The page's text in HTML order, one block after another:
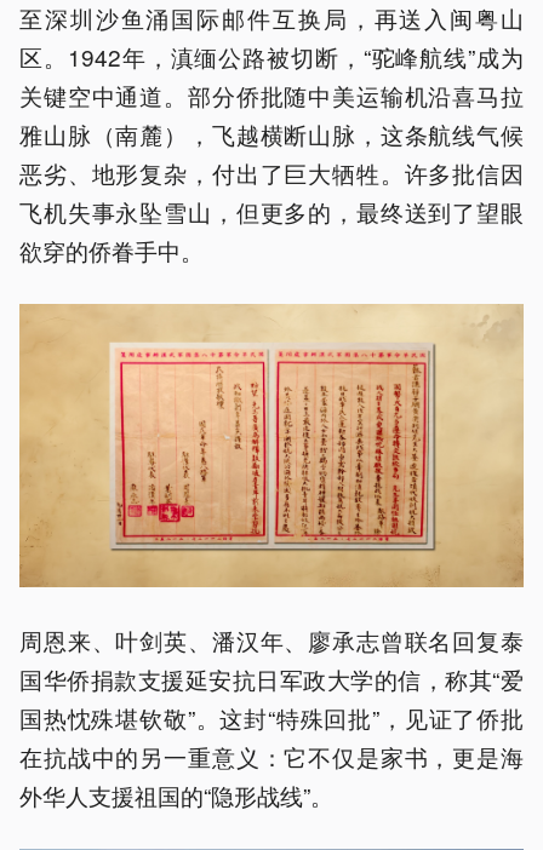
至深圳沙鱼涌国际邮件互换局，再送入闽粤山
区。1942年，滇缅公路被切断，“驼峰航线”成为
关键空中通道。部分侨批随中美运输机沿喜马拉
雅山脉（南麓），飞越横断山脉，这条航线气候
恶劣、地形复杂，付出了巨大牺牲。许多批信因
飞机失事永坠雪山，但更多的，最终送到了望眼
欲穿的侨眷手中。
周恩来、叶剑英、潘汉年、廖承志曾联名回复泰
国华侨捐款支援延安抗日军政大学的信，称其“爱
国热忱殊堪钦敬”。这封“特殊回批”，见证了侨批
在抗战中的另一重意义：它不仅是家书，更是海
外华人支援祖国的“隐形战线”。